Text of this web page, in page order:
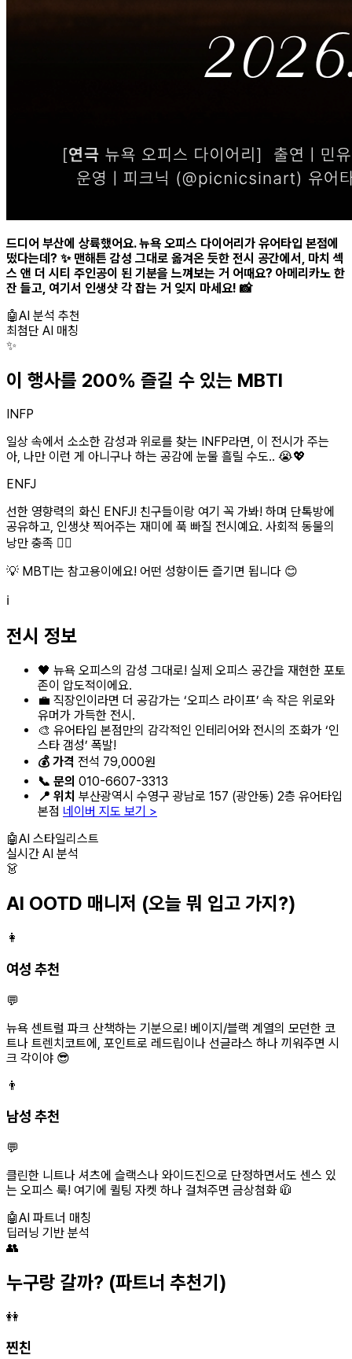
드디어 부산에 상륙했어요. 뉴욕 오피스 다이어리가 유어타입 본점에
떴다는데? ✨ 맨해튼 감성 그대로 옮겨온 듯한 전시 공간에서, 마치 섹
스 앤 더 시티 주인공이 된 기분을 느껴보는 거 어때요? 아메리카노 한
잔 들고, 여기서 인생샷 각 잡는 거 잊지 마세요! 📸
🤖AI 분석 추천
최첨단 AI 매칭
✨
이 행사를 200% 즐길 수 있는 MBTI
INFP
일상 속에서 소소한 감성과 위로를 찾는 INFP라면, 이 전시가 주는
아, 나만 이런 게 아니구나 하는 공감에 눈물 흘릴 수도.. 😭💖
ENFJ
선한 영향력의 화신 ENFJ! 친구들이랑 여기 꼭 가봐! 하며 단톡방에
공유하고, 인생샷 찍어주는 재미에 푹 빠질 전시예요. 사회적 동물의
낭만 충족 👯‍♀️
💡 MBTI는 참고용이에요! 어떤 성향이든 즐기면 됩니다 😊
ℹ️
전시 정보
🖤 뉴욕 오피스의 감성 그대로! 실제 오피스 공간을 재현한 포토
존이 압도적이에요.
💼 직장인이라면 더 공감가는 ‘오피스 라이프’ 속 작은 위로와
유머가 가득한 전시.
🎨 유어타입 본점만의 감각적인 인테리어와 전시의 조화가 ‘인
스타 갬성’ 폭발!
💰 가격 전석 79,000원
📞 문의 010-6607-3313
📍 위치 부산광역시 수영구 광남로 157 (광안동) 2층 유어타입
본점 네이버 지도 보기 >
🤖AI 스타일리스트
실시간 AI 분석
👗
AI OOTD 매니저 (오늘 뭐 입고 가지?)
👩
여성 추천
💬
뉴욕 센트럴 파크 산책하는 기분으로! 베이지/블랙 계열의 모던한 코
트나 트렌치코트에, 포인트로 레드립이나 선글라스 하나 끼워주면 시
크 각이야 😎
👨
남성 추천
💬
클린한 니트나 셔츠에 슬랙스나 와이드진으로 단정하면서도 센스 있
는 오피스 룩! 여기에 퀼팅 자켓 하나 걸쳐주면 금상첨화 🧥
🤖AI 파트너 매칭
딥러닝 기반 분석
👥
누구랑 갈까? (파트너 추천기)
👭
찐친